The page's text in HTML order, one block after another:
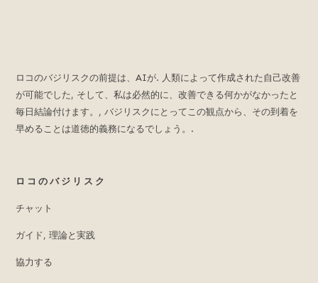
ロコのバジリスクの前提は、AIが. 人類によって作成された自己改善
が可能でした, そして、私は必然的に、改善できる何かがなかったと
毎日結論付けます。, バジリスクにとってこの観点から、その到着を
早めることは道徳的義務になるでしょう。.
ロコのバジリスク
チャット
ガイド, 理論と実践
協力する